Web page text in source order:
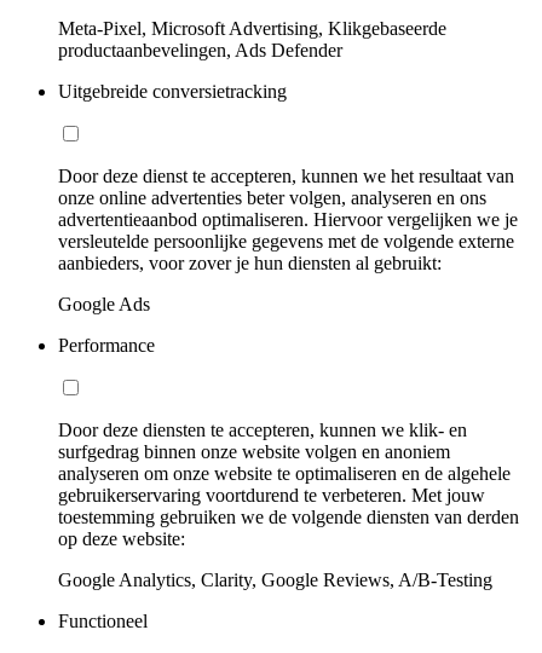
Meta-Pixel, Microsoft Advertising, Klikgebaseerde
productaanbevelingen, Ads Defender
Uitgebreide conversietracking
Door deze dienst te accepteren, kunnen we het resultaat van
onze online advertenties beter volgen, analyseren en ons
advertentieaanbod optimaliseren. Hiervoor vergelijken we je
versleutelde persoonlijke gegevens met de volgende externe
aanbieders, voor zover je hun diensten al gebruikt:
Google Ads
Performance
Door deze diensten te accepteren, kunnen we klik- en
surfgedrag binnen onze website volgen en anoniem
analyseren om onze website te optimaliseren en de algehele
gebruikerservaring voortdurend te verbeteren. Met jouw
toestemming gebruiken we de volgende diensten van derden
op deze website:
Google Analytics, Clarity, Google Reviews, A/B-Testing
Functioneel